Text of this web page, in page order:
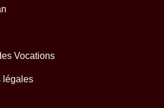
Vocations
légales